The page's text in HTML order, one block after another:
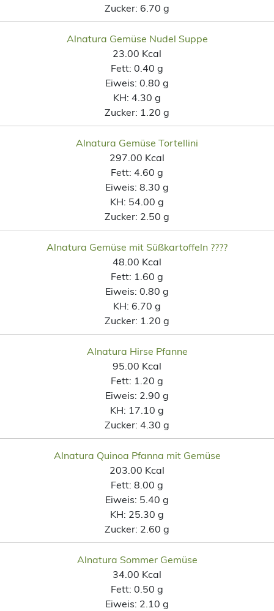
Zucker: 6.70 g
Alnatura Gemüse Nudel Suppe
23.00 Kcal
Fett: 0.40 g
Eiweis: 0.80 g
KH: 4.30 g
Zucker: 1.20 g
Alnatura Gemüse Tortellini
297.00 Kcal
Fett: 4.60 g
Eiweis: 8.30 g
KH: 54.00 g
Zucker: 2.50 g
Alnatura Gemüse mit Süßkartoffeln ????
48.00 Kcal
Fett: 1.60 g
Eiweis: 0.80 g
KH: 6.70 g
Zucker: 1.20 g
Alnatura Hirse Pfanne
95.00 Kcal
Fett: 1.20 g
Eiweis: 2.90 g
KH: 17.10 g
Zucker: 4.30 g
Alnatura Quinoa Pfanna mit Gemüse
203.00 Kcal
Fett: 8.00 g
Eiweis: 5.40 g
KH: 25.30 g
Zucker: 2.60 g
Alnatura Sommer Gemüse
34.00 Kcal
Fett: 0.50 g
Eiweis: 2.10 g